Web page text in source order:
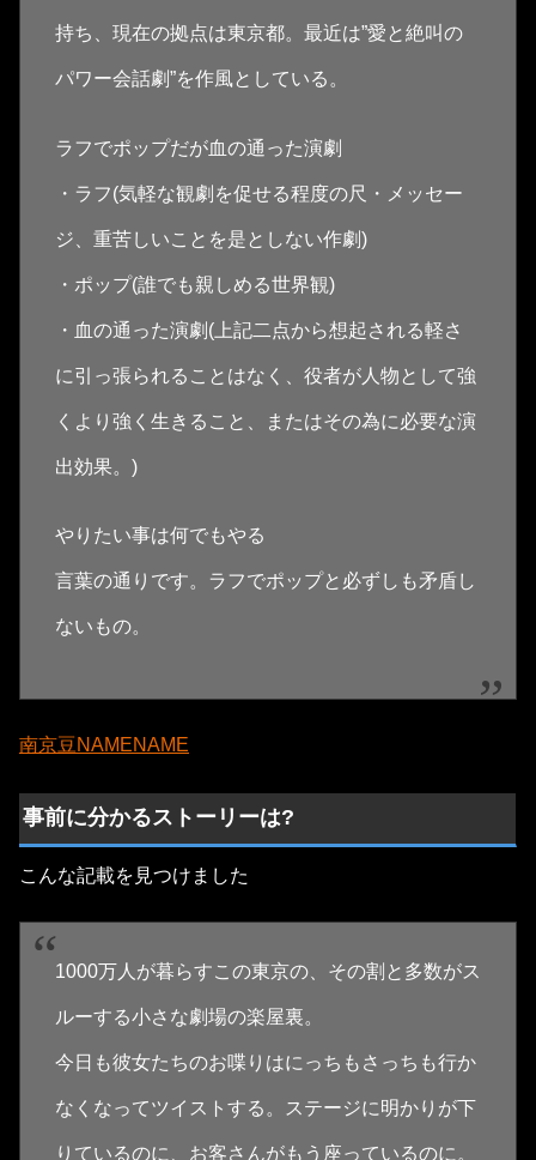
持ち、現在の拠点は東京都。最近は”愛と絶叫の
パワー会話劇”を作風としている。
ラフでポップだが血の通った演劇
・ラフ(気軽な観劇を促せる程度の尺・メッセー
ジ、重苦しいことを是としない作劇)
・ポップ(誰でも親しめる世界観)
・血の通った演劇(上記二点から想起される軽さ
に引っ張られることはなく、役者が人物として強
くより強く生きること、またはその為に必要な演
出効果。)
やりたい事は何でもやる
言葉の通りです。ラフでポップと必ずしも矛盾し
ないもの。
南京豆NAMENAME
事前に分かるストーリーは?
こんな記載を見つけました
1000万人が暮らすこの東京の、その割と多数がス
ルーする小さな劇場の楽屋裏。
今日も彼女たちのお喋りはにっちもさっちも行か
なくなってツイストする。ステージに明かりが下
りているのに、お客さんがもう座っているのに。